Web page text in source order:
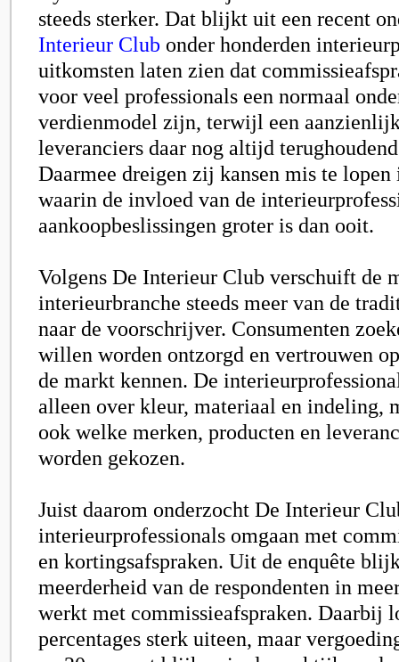
steeds sterker. Dat blijkt uit een recent
Interieur Club onder honderden
uitkomsten laten zien dat
voor veel professionals een normaal
verdienmodel zijn, terwijl een
leveranciers daar nog altijd
Daarmee dreigen zij kansen mis te lopen
waarin de invloed van de
aankoopbeslissingen groter is dan ooit.
Volgens De Interieur Club verschuift de
interieurbranche steeds meer van de
naar de voorschrijver. Consumenten
willen worden ontzorgd en vertrouwen
de markt kennen. De
alleen over kleur, materiaal en indeling,
ook welke merken, producten en
worden gekozen.
Juist daarom onderzocht De Interieur
interieurprofessionals omgaan met
en kortingsafspraken. Uit de enquête
meerderheid van de respondenten in
werkt met commissieafspraken. Daarbij
percentages sterk uiteen, maar